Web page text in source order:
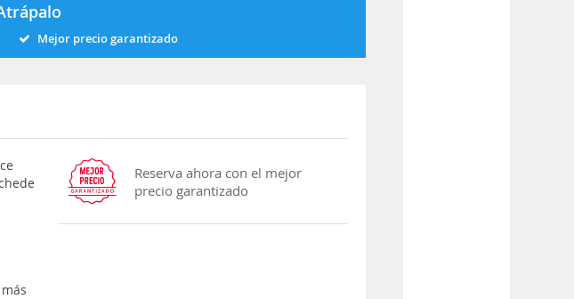
Mejor precio garantizado
Reserva ahora con el mejor
precio garantizado